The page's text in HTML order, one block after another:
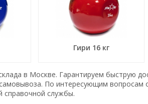
Гири 16 кг
в Москве. Гарантируем быструю
По интересующим
справочной службы.